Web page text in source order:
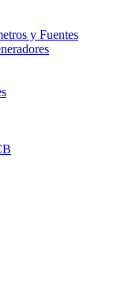
y Fuentes